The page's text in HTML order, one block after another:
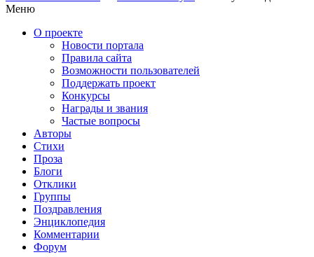
Меню
О проекте
Новости портала
Правила сайта
Возможности пользователей
Поддержать проект
Конкурсы
Награды и звания
Частые вопросы
Авторы
Стихи
Проза
Блоги
Отклики
Группы
Поздравления
Энциклопедия
Комментарии
Форум